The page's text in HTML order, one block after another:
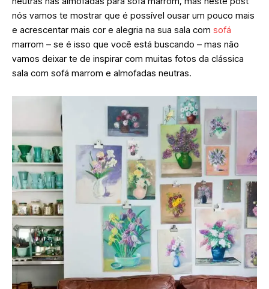
nós vamos te mostrar que é possível ousar um pouco mais
e acrescentar mais cor e alegria na sua sala com sofá
marrom – se é isso que você está buscando – mas não
vamos deixar te de inspirar com muitas fotos da clássica
sala com sofá marrom e almofadas neutras.